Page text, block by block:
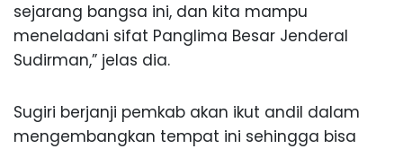
sejarang bangsa ini, dan kita mampu
meneladani sifat Panglima Besar Jenderal
Sudirman,” jelas dia.
Sugiri berjanji pemkab akan ikut andil dalam
mengembangkan tempat ini sehingga bisa